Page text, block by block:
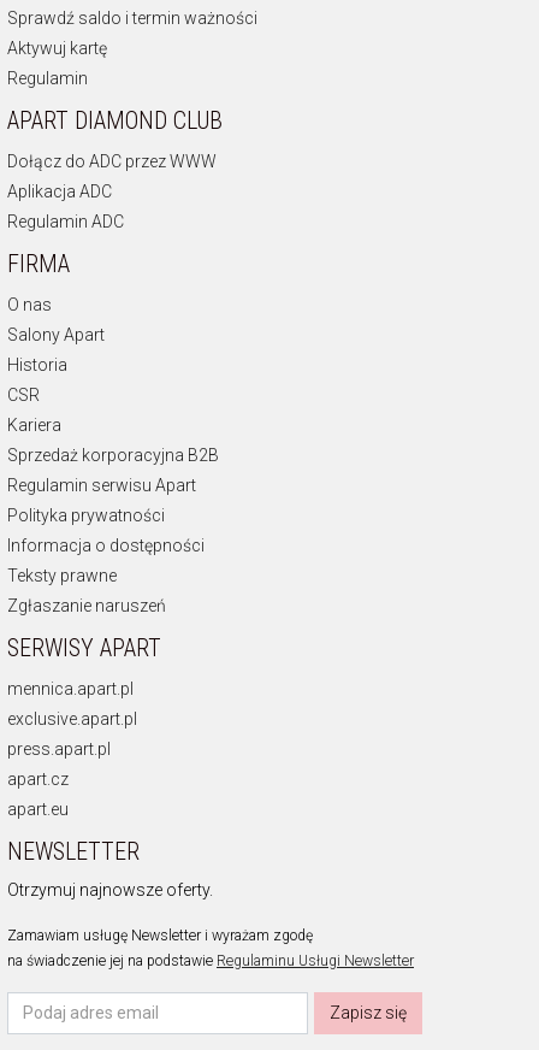
Sprawdź saldo i termin ważności
Aktywuj kartę
Regulamin
APART DIAMOND CLUB
Dołącz do ADC przez WWW
Aplikacja ADC
Regulamin ADC
FIRMA
O nas
Salony Apart
Historia
CSR
Kariera
Sprzedaż korporacyjna B2B
Regulamin serwisu Apart
Polityka prywatności
Informacja o dostępności
Teksty prawne
Zgłaszanie naruszeń
SERWISY APART
mennica.apart.pl
exclusive.apart.pl
press.apart.pl
apart.cz
apart.eu
NEWSLETTER
Otrzymuj najnowsze oferty.
Zamawiam usługę Newsletter i wyrażam zgodę
na świadczenie jej na podstawie Regulaminu Usługi Newsletter
Zapisz się